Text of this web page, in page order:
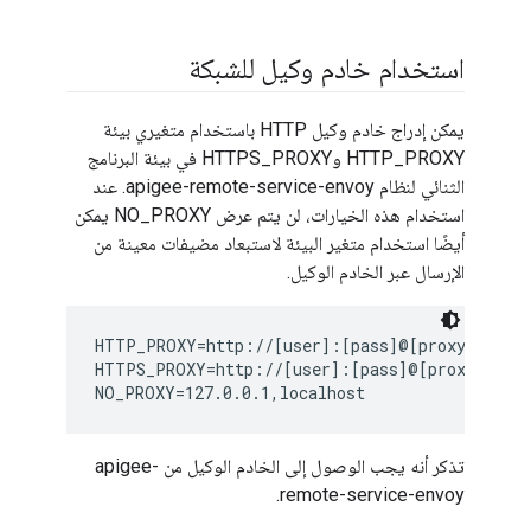
استخدام خادم وكيل للشبكة
يمكن إدراج خادم وكيل HTTP باستخدام متغيري بيئة
HTTP_PROXY وHTTPS_PROXY في بيئة البرنامج
الثنائي لنظام apigee-remote-service-envoy. عند
استخدام هذه الخيارات، لن يتم عرض NO_PROXY يمكن
أيضًا استخدام متغير البيئة لاستبعاد مضيفات معينة من
الإرسال عبر الخادم الوكيل.
HTTP_PROXY=http://
HTTPS_PROXY=http://
NO_PROXY=127.0.0.1,localhost
تذكر أنه يجب الوصول إلى الخادم الوكيل من apigee-
remote-service-envoy.